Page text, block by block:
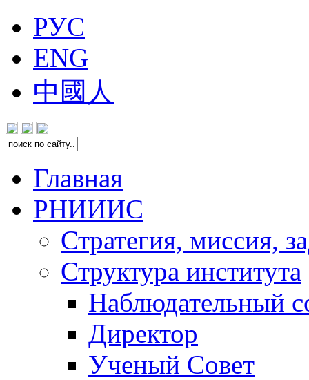
РУС
ENG
中國人
Главная
РНИИИС
Стратегия, миссия,
Структура института
Наблюдательный
Директор
Ученый Совет